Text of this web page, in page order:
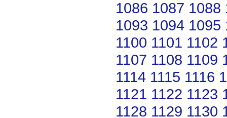
1086 1087 1088
1093 1094 1095
1100 1101 1102
1107 1108 1109
1114 1115 1116
1121 1122 1123
1128 1129 1130